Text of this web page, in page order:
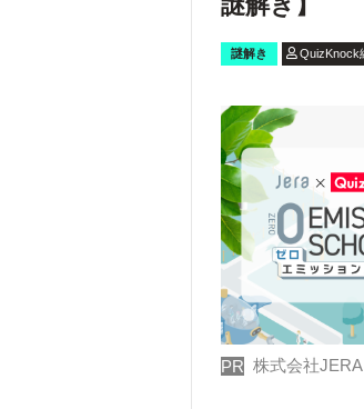
謎解き QuizKnock
PR 株式会社JERA